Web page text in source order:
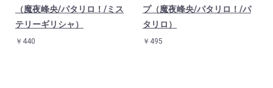
（魔夜峰央/パタリロ！/ミス
テリーギリシャ）
￥440
プ（魔夜峰央/パタリロ！/パ
タリロ）
￥495